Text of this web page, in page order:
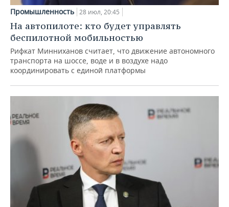
Промышленность 28 июл, 20:45
На автопилоте: кто будет управлять
беспилотной мобильностью
Рифкат Минниханов считает, что движение автономного
транспорта на шоссе, воде и в воздухе надо
координировать с единой платформы